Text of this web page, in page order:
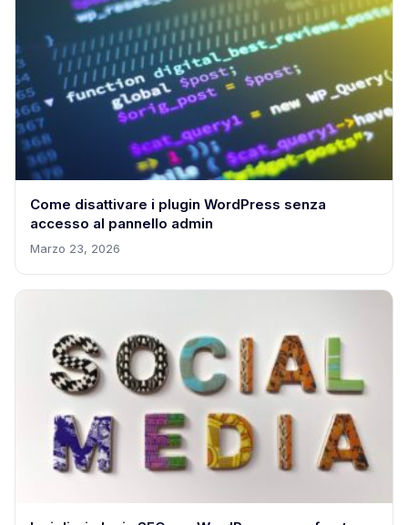
Come disattivare i plugin WordPress senza
accesso al pannello admin
Marzo 23, 2026